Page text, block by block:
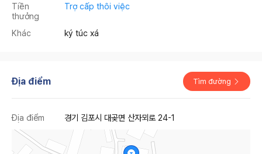
Tiền
thưởng
Trợ cấp thôi việc
Khác ký túc xá
Địa điểm Tìm đường
Địa điểm 경기 김포시 대곶면 산자뫼로 24-1